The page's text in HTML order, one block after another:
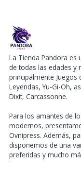
La Tienda Pandora es
de todas las edades y
principalmente
Leyendas, Yu-Gi-Oh,
Dixit, Carcassonne.
Para los amantes de
modernos,
Ovnipress. Además,
disponemos de una
preferidas y mucho